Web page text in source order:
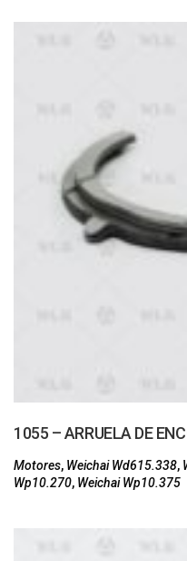
1055 – ARRUELA DE
Motores, Weichai Wd615.338,
Wp10.270, Weichai Wp10.375